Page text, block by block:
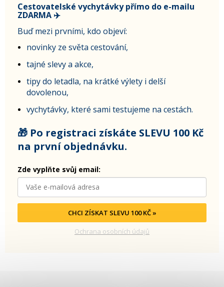
Cestovatelské vychytávky přímo do e-mailu
ZDARMA ✈️
Buď mezi prvními, kdo objeví:
novinky ze světa cestování,
tajné slevy a akce,
tipy do letadla, na krátké výlety i delší
dovolenou,
vychytávky, které sami testujeme na cestách.
🎁 Po registraci získáte SLEVU 100 Kč
na první objednávku.
Zde vyplňte svůj email:
CHCI ZÍSKAT SLEVU 100 KČ »
Ochrana osobních údajů